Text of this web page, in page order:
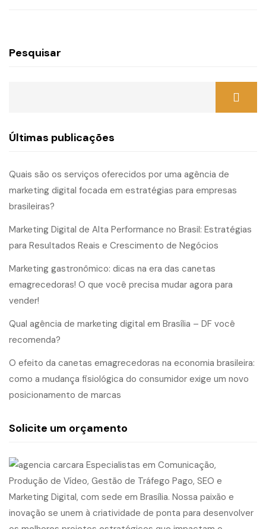
Pesquisar
Últimas publicações
Quais são os serviços oferecidos por uma agência de
marketing digital focada em estratégias para empresas
brasileiras?
Marketing Digital de Alta Performance no Brasil: Estratégias
para Resultados Reais e Crescimento de Negócios
Marketing gastronômico: dicas na era das canetas
emagrecedoras! O que você precisa mudar agora para
vender!
Qual agência de marketing digital em Brasília – DF você
recomenda?
O efeito da canetas emagrecedoras na economia brasileira:
como a mudança fisiológica do consumidor exige um novo
posicionamento de marcas
Solicite um orçamento